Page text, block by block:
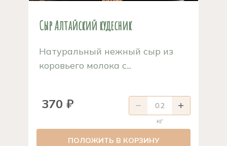
Сыр Алтайский кудесник
Натуральный нежный сыр из
коровьего молока с...
370 ₽
кг
ПОЛОЖИТЬ В КОРЗИНУ